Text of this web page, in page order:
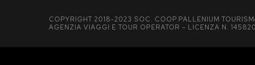
COPYRIGHT 2018-2023 SOC. COOP.PALLENIUM
AGENZIA VIAGGI E TOUR OPERATOR – LICENZA N.